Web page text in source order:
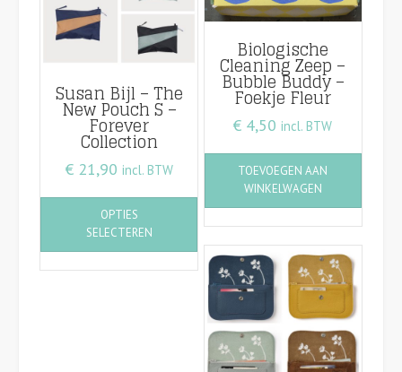
Susan Bijl – The
New Pouch S –
Forever
Collection
€21,90 incl. BTW
OPTIES
SELECTEREN
Dit
meerdere
variaties.
Deze
optie
kan
gekozen
Biologische
Cleaning Zeep –
Bubble Buddy –
Foekje Fleur
€ 4,50 incl. BTW
TOEVOEGEN AAN
WINKELWAGEN